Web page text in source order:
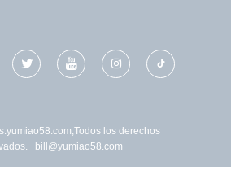
los derechos
bill@yumiao58.com